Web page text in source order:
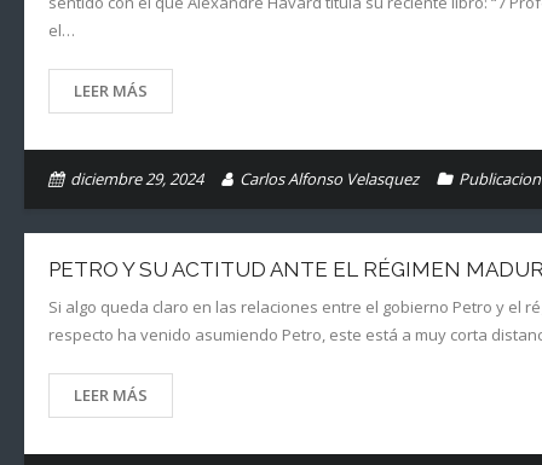
el…
LEER MÁS
diciembre 29, 2024 Carlos Alfonso Velasquez
PETRO Y SU ACTITUD ANTE EL RÉGIMEN
Si algo queda claro en las relaciones entre el gobierno Petro y el
respecto ha venido asumiendo Petro, este está a muy corta
LEER MÁS